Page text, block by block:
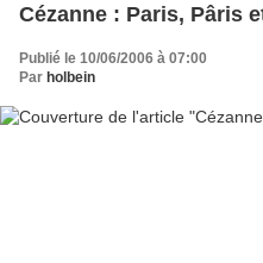
Cézanne : Paris, Pâris
Publié le 10/06/2006 à 07:00
Par holbein